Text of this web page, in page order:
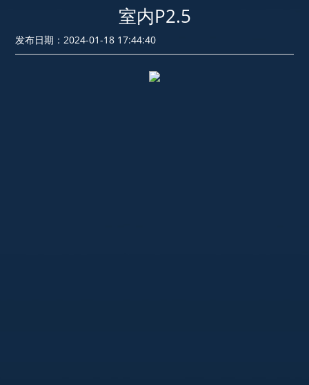
室内P2.5
发布日期：2024-01-18 17:44:40